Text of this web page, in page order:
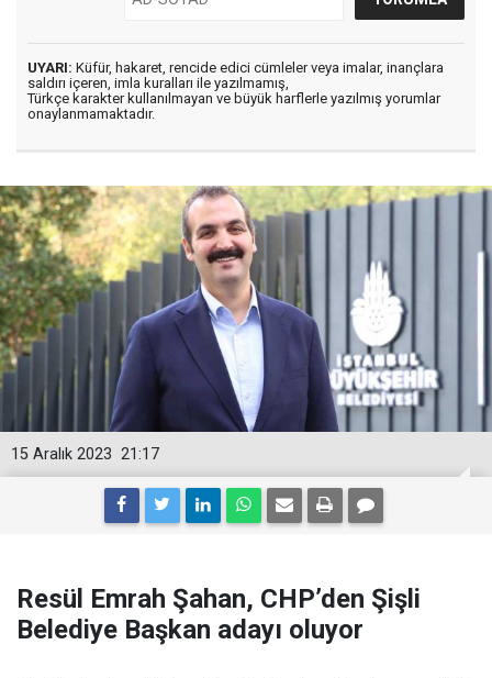
UYARI: Küfür, hakaret, rencide edici cümleler veya imalar, inançlara
saldırı içeren, imla kuralları ile yazılmamış,
Türkçe karakter kullanılmayan ve büyük harflerle yazılmış yorumlar
onaylanmamaktadır.
21:17
15 Aralık 2023
Resül Emrah Şahan, CHP’den Şişli
Belediye Başkan adayı oluyor